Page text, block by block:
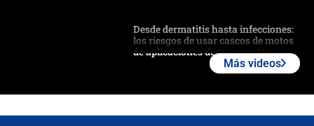
Desde dermatitis hasta infecciones:
los riesgos de usar cascos de motos
de aplicaciones de transporte
Más videos